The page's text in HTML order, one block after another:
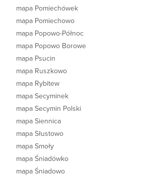
mapa Pomiechówek
mapa Pomiechowo
mapa Popowo-Północ
mapa Popowo Borowe
mapa Psucin
mapa Ruszkowo
mapa Rybitew
mapa Secyminek
mapa Secymin Polski
mapa Siennica
mapa Słustowo
mapa Smoły
mapa Śniadówko
mapa Śniadowo